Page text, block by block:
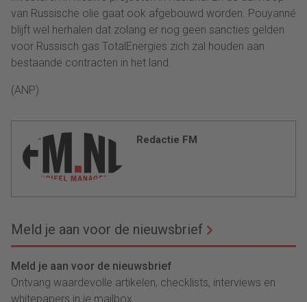
van Russische olie gaat ook afgebouwd worden. Pouyanné
blijft wel herhalen dat zolang er nog geen sancties gelden
voor Russisch gas TotalEnergies zich zal houden aan
bestaande contracten in het land.
(ANP)
Redactie FM
Meld je aan voor de nieuwsbrief
Meld je aan voor de nieuwsbrief
Ontvang waardevolle artikelen, checklists, interviews en
whitepapers in je mailbox.